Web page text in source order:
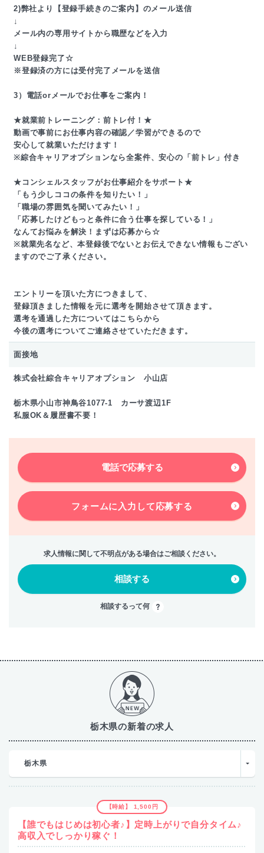
2)弊社より【登録手続きのご案内】のメール送信
↓
メール内の専用サイトから職歴などを入力
↓
WEB登録完了☆
※登録済の方には受付完了メールを送信
3）電話orメールでお仕事をご案内！
★就業前トレーニング：前トレ付！★
動画で事前にお仕事内容の確認／学習ができるので
安心して就業いただけます！
※綜合キャリアオプションなら全案件、安心の「前トレ」付き
★コンシェルスタッフがお仕事紹介をサポート★
「もう少しココの条件を知りたい！」
「職場の雰囲気を聞いてみたい！」
「応募したけどもっと条件に合う仕事を探している！」
なんてお悩みを解決！まずは応募から☆
※就業先名など、本登録後でないとお伝えできない情報もござい
ますのでご了承ください。
エントリーを頂いた方につきまして、
登録頂きました情報を元に選考を開始させて頂きます。
選考を通過した方についてはこちらから
今後の選考についてご連絡させていただきます。
面接地
株式会社綜合キャリアオプション 小山店
栃木県小山市神鳥谷1077-1 カーサ渡辺1F
私服OK＆履歴書不要！
電話で応募する
フォームに入力して応募する
求人情報に関して不明点がある場合はご相談ください。
相談する
相談するって何
栃木県の新着の求人
栃木県
【時給】 1,500円
【誰でもはじめは初心者♪】定時上がりで自分タイム♪
高収入でしっかり稼ぐ！